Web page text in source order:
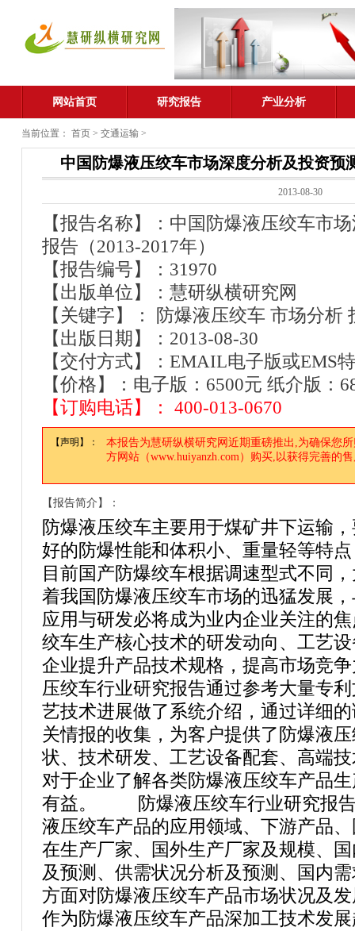
网站首页 研究报告 产业分析
当前位置： 首页> 交通运输>
中国防爆液压绞车市场深度分析及投资预
2013-08-30
【报告名称】：中国防爆液压绞车市
报告（2013-2017年）
【报告编号】：31970
【出版单位】：慧研纵横研究网
【关键字】： 防爆液压绞车 市场分析
【出版日期】：2013-08-30
【交付方式】：EMAIL电子版或EMS
【价格】：电子版：6500元 纸介版：
【订购电话】： 400-013-0670
【声明】：
本报告为慧研纵横研究网近期重磅推出,为确保您
方网站（www.huiyanzh.com）购买,以获得完善的
【报告简介】：
防爆液压绞车主要用于煤矿井下运输
好的防爆性能和体积小、重量轻等特
目前国产防爆绞车根据调速型式不同
着我国防爆液压绞车市场的迅猛发展
应用与研发必将成为业内企业关注的
绞车生产核心技术的研发动向、工艺
企业提升产品技术规格，提高市场
压绞车行业研究报告通过参考大量专
艺技术进展做了系统介绍，通过详细
关情报的收集，为客户提供了防爆液
状、技术研发、工艺设备配套、高端
对于企业了解各类防爆液压绞车产品
有益。 防爆液压绞车行业研究报告
液压绞车产品的应用领域、下游产品
在生产厂家、国外生产厂家及规模、
及预测、供需状况分析及预测、国内
方面对防爆液压绞车产品市场状况及
作为防爆液压绞车产品深加工技术发